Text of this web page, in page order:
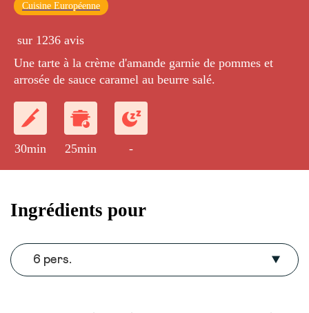
Cuisine Européenne
sur 1236 avis
Une tarte à la crème d'amande garnie de pommes et
arrosée de sauce caramel au beurre salé.
30min 25min -
Ingrédients pour
6 pers.